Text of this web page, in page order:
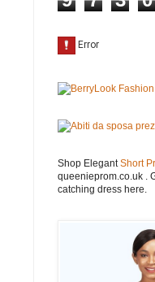
Shop ElegantShort
queenieprom.co.uk .
catching dress here.